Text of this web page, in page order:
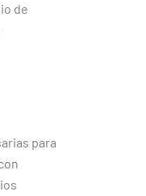
de
para